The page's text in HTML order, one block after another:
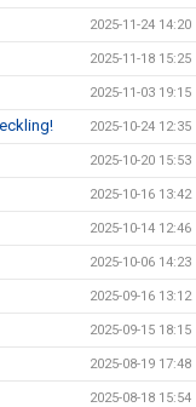
2025-11-24 14:20
2025-11-18 15:25
2025-11-03 19:15
2025-10-24 12:35
2025-10-20 15:53
2025-10-16 13:42
2025-10-14 12:46
2025-10-06 14:23
2025-09-16 13:12
2025-09-15 18:15
2025-08-19 17:48
2025-08-18 15:54